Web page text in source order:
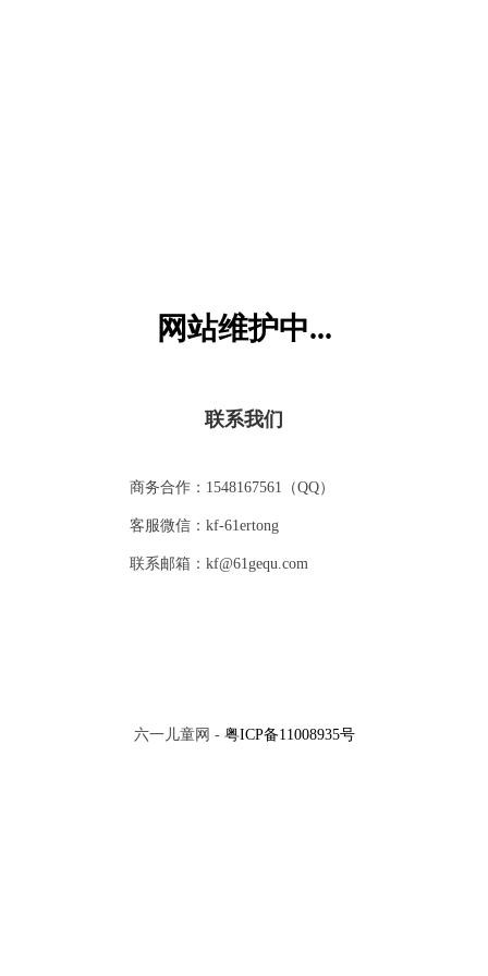
网站维护中...
联系我们
商务合作：1548167561（QQ）
客服微信：kf-61ertong
联系邮箱：kf@61gequ.com
六一儿童网 - 粤ICP备11008935号